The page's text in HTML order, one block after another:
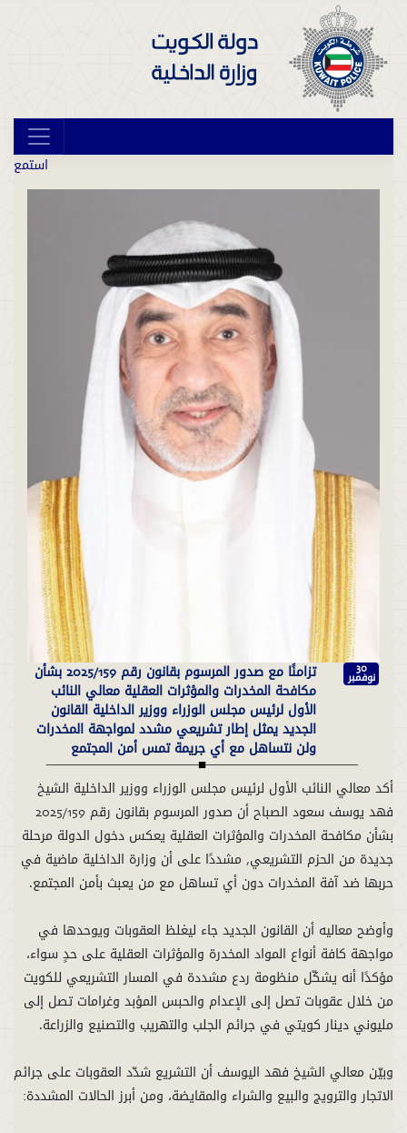
استمع
30
نوفمبر تزامنًا مع صدور المرسوم بقانون رقم 2025/159 بشأن
مكافحة المخدرات والمؤثرات العقلية معالي النائب
الأول لرئيس مجلس الوزراء ووزير الداخلية القانون
الجديد يمثل إطار تشريعي مشدد لمواجهة المخدرات
ولن نتساهل مع أي جريمة تمس أمن المجتمع
أكد معالي النائب الأول لرئيس مجلس الوزراء ووزير الداخلية الشيخ
فهد يوسف سعود الصباح أن صدور المرسوم بقانون رقم 2025/159
بشأن مكافحة المخدرات والمؤثرات العقلية يعكس دخول الدولة مرحلة
جديدة من الحزم التشريعي, مشددًا على أن وزارة الداخلية ماضية في
وأوضح معاليه أن القانون الجديد جاء ليغلظ العقوبات ويوحدها في
مواجهة كافة أنواع المواد المخدرة والمؤثرات العقلية على حدٍ سواء،
مؤكدًا أنه يشكّل منظومة ردع مشددة في المسار التشريعي للكويت
من خلال عقوبات تصل إلى الإعدام والحبس المؤبد وغرامات تصل إلى
وبيّن معالي الشيخ فهد اليوسف أن التشريع شدّد العقوبات على جرائم